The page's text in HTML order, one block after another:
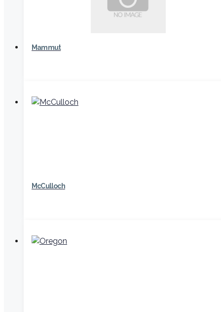
Mammut
McCulloch